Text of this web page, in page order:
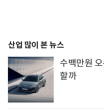
산업 많이 본 뉴스
수백만원
할까